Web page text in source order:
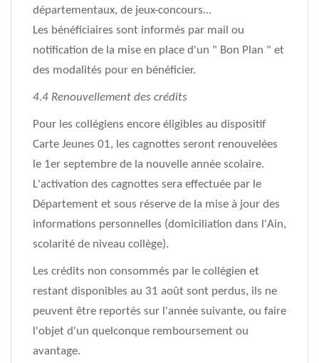
départementaux, de jeux-concours…
Les bénéficiaires sont informés par mail ou
notification de la mise en place d'un " Bon Plan " et
des modalités pour en bénéficier.
4.4 Renouvellement des crédits
Pour les collégiens encore éligibles au dispositif
Carte Jeunes 01, les cagnottes seront renouvelées
le 1er septembre de la nouvelle année scolaire.
L'activation des cagnottes sera effectuée par le
Département et sous réserve de la mise à jour des
informations personnelles (domiciliation dans l'Ain,
scolarité de niveau collège).
Les crédits non consommés par le collégien et
restant disponibles au 31 août sont perdus, ils ne
peuvent être reportés sur l'année suivante, ou faire
l'objet d'un quelconque remboursement ou
avantage.